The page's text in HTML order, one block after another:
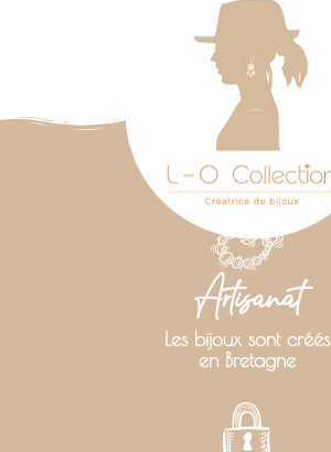
Artisanat
Les bijoux sont créés
en Bretagne